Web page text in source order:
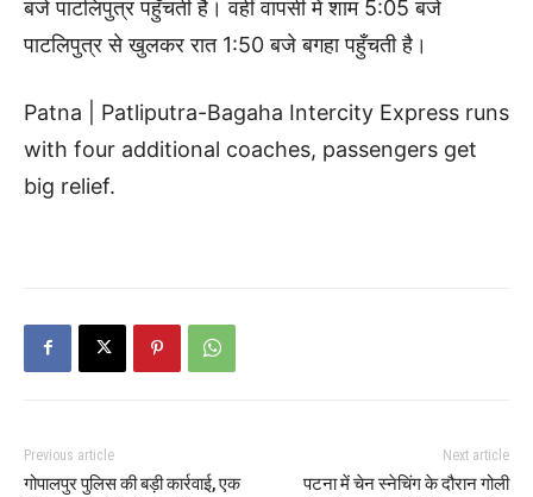
बजे पाटलिपुत्र पहुँचती है। वहीं वापसी में शाम 5:05 बजे
पाटलिपुत्र से खुलकर रात 1:50 बजे बगहा पहुँचती है।
Patna | Patliputra-Bagaha Intercity Express runs
with four additional coaches, passengers get
big relief.
Previous article
गोपालपुर पुलिस की बड़ी कार्रवाई, एक
Next article
पटना में चेन स्नेचिंग के दौरान गोली